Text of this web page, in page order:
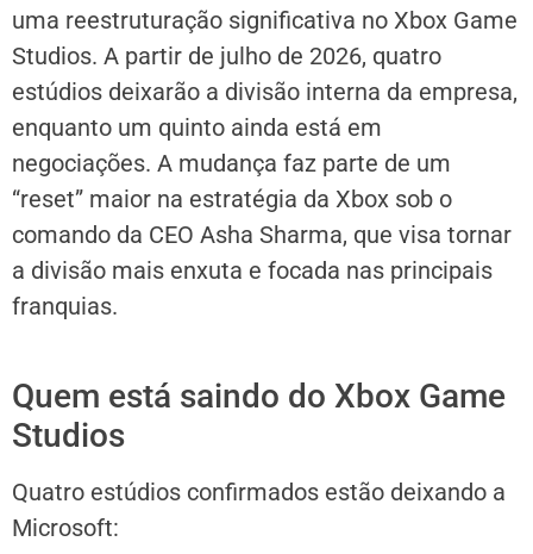
uma reestruturação significativa no Xbox Game
Studios. A partir de julho de 2026, quatro
estúdios deixarão a divisão interna da empresa,
enquanto um quinto ainda está em
negociações. A mudança faz parte de um
“reset” maior na estratégia da Xbox sob o
comando da CEO Asha Sharma, que visa tornar
a divisão mais enxuta e focada nas principais
franquias.
Quem está saindo do Xbox Game
Studios
Quatro estúdios confirmados estão deixando a
Microsoft: